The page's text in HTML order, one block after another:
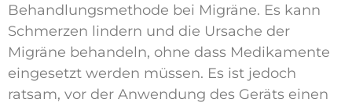
Behandlungsmethode bei Migräne. Es kann
Schmerzen lindern und die Ursache der
Migräne behandeln, ohne dass Medikamente
eingesetzt werden müssen. Es ist jedoch
ratsam, vor der Anwendung des Geräts einen